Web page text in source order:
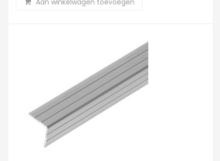
Aan winkelwagen toevoegen